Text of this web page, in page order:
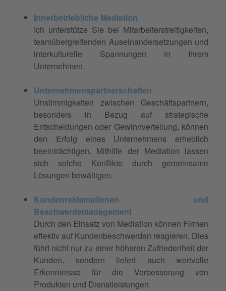
Innerbetriebliche Mediation
Ich unterstütze Sie bei Mitarbeiterstreitigkeiten,
teamübergreifenden Auseinandersetzungen und
interkulturelle Spannungen in Ihrem
Unternehmen.
Unternehmenspartnerschaften
Unstimmigkeiten zwischen Geschäftspartnern,
besonders in Bezug auf strategische
Entscheidungen oder Gewinnverteilung, können
den Erfolg eines Unternehmens erheblich
beeinträchtigen. Mithilfe der Mediation lassen
sich solche Konflikte durch gemeinsame
Lösungen bewältigen.
Kundenreklamationen und
Beschwerdemanagement
Durch den Einsatz von Mediation können Firmen
effektiv auf Kundenbeschwerden reagieren. Dies
führt nicht nur zu einer höheren Zufriedenheit der
Kunden, sondern liefert auch wertvolle
Erkenntnisse für die Verbesserung von
Produkten und Dienstleistungen.